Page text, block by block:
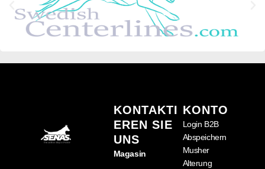
KONTAKTI
EREN SIE
UNS
Magasin
KONTO
Login B2B
Abspeichern
Musher
Alterung